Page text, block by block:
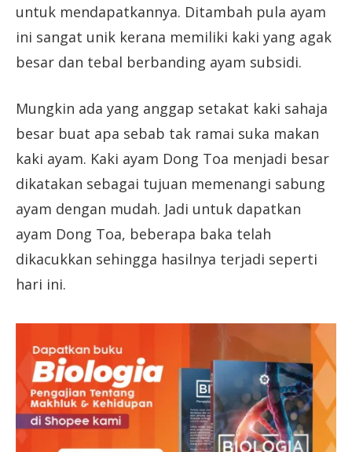
untuk mendapatkannya. Ditambah pula ayam
ini sangat unik kerana memiliki kaki yang agak
besar dan tebal berbanding ayam subsidi.
Mungkin ada yang anggap setakat kaki sahaja
besar buat apa sebab tak ramai suka makan
kaki ayam. Kaki ayam Dong Toa menjadi besar
dikatakan sebagai tujuan memenangi sabung
ayam dengan mudah. Jadi untuk dapatkan
ayam Dong Toa, beberapa baka telah
dikacukkan sehingga hasilnya terjadi seperti
hari ini.